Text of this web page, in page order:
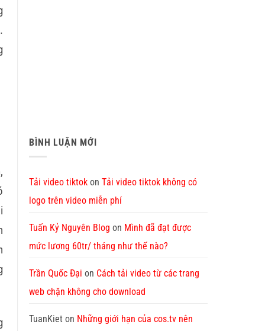
BÌNH LUẬN MỚI
Tải video tiktok onTải video tiktok không có
logo trên video miễn phí
Tuấn Kỷ Nguyên Blog on Mình đã đạt được
mức lương 60tr/ tháng như thế nào?
Trần Quốc Đại on Cách tải video từ các trang
web chặn không cho download
TuanKiet on Những giới hạn của cos.tv nên